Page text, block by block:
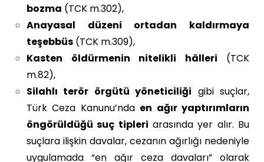
bozma (TCK m.302),
Anayasal düzeni ortadan kaldırmaya
teşebbüs (TCK m.309),
Kasten öldürmenin nitelikli hâlleri (TCK
m.82),
Silahlı terör örgütü yöneticiliği gibi suçlar,
Türk Ceza Kanunu’nda en ağır yaptırımların
öngörüldüğü suç tipleri arasında yer alır. Bu
suçlara ilişkin davalar, cezanın ağırlığı nedeniyle
uygulamada “en ağır ceza davaları” olarak